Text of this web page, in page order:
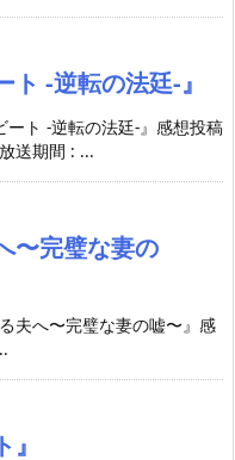
ト -逆転の法廷-』
ート -逆転の法廷-』感想投稿
送期間 : ...
〜完璧な妻の
夫へ〜完璧な妻の嘘〜』感